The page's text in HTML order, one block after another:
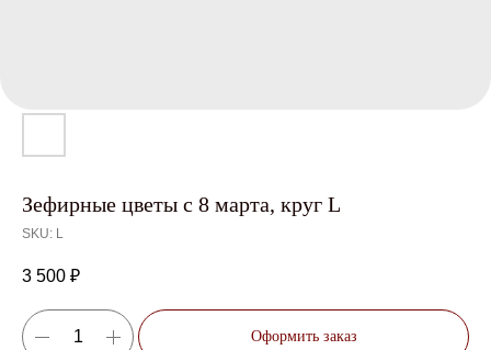
Зефирные цветы с 8 марта, круг L
SKU: L
3 500 ₽
Оформить заказ